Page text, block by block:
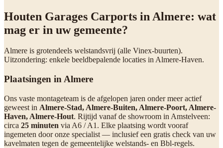
Houten Garages Carports in Almere: wat
mag er in uw gemeente?
Almere is grotendeels welstandsvrij (alle Vinex-buurten).
Uitzondering: enkele beeldbepalende locaties in Almere-Haven.
Plaatsingen in Almere
Ons vaste montageteam is de afgelopen jaren onder meer actief
geweest in Almere-Stad, Almere-Buiten, Almere-Poort, Almere-
Haven, Almere-Hout. Rijtijd vanaf de showroom in Amstelveen:
circa 25 minuten via A6 / A1. Elke plaatsing wordt vooraf
ingemeten door onze specialist — inclusief een gratis check van uw
kavelmaten tegen de gemeentelijke welstands- en Bbl-regels.